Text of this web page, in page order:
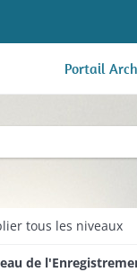
Portail
tous les niveaux
de